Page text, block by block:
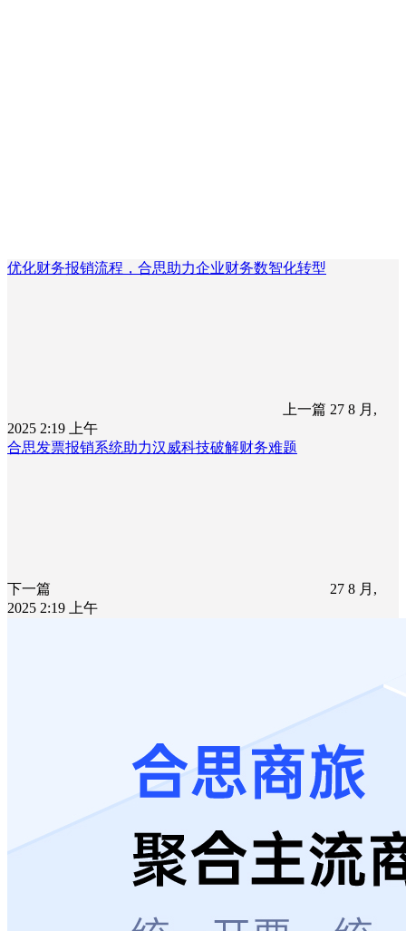
优化财务报销流程，合思助力企业财务数智化转型
上一篇 27 8 月,
2025 2:19 上午
合思发票报销系统助力汉威科技破解财务难题
下一篇
27 8 月,
2025 2:19 上午